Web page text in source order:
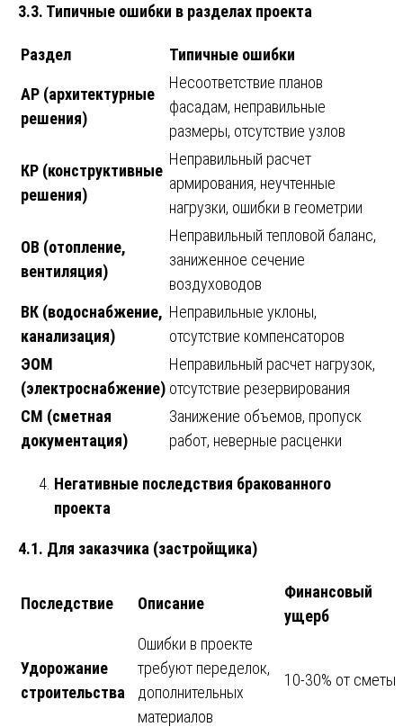
3.3. Типичные ошибки в разделах проекта
Раздел Типичные ошибки
АР (архитектурные
решения)
Несоответствие планов
фасадам, неправильные
размеры, отсутствие узлов
КР (конструктивные
решения)
Неправильный расчет
армирования, неучтенные
нагрузки, ошибки в геометрии
ОВ (отопление,
вентиляция)
Неправильный тепловой баланс,
заниженное сечение
воздуховодов
ВК (водоснабжение,
канализация)
Неправильные уклоны,
отсутствие компенсаторов
ЭОМ
(электроснабжение)
Неправильный расчет нагрузок,
отсутствие резервирования
СМ (сметная
документация)
Занижение объемов, пропуск
работ, неверные расценки
Негативные последствия бракованного
проекта
4.1. Для заказчика (застройщика)
Последствие Описание
Финансовый
ущерб
Удорожание
строительства
Ошибки в проекте
требуют переделок,
дополнительных
материалов
10-30% от сметы